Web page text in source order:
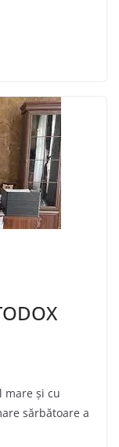
mare şi cu
sărbătoare a